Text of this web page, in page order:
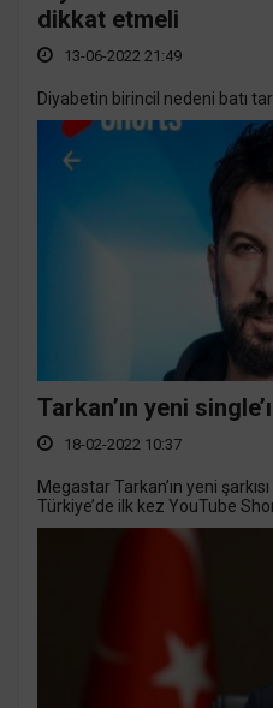
dikkat etmeli
13-06-2022 21:49
Diyabetin birincil nedeni batı
Tarkan’ın yeni
18-02-2022 10:37
Megastar Tarkan’ın yeni
Türkiye’de ilk kez YouTube